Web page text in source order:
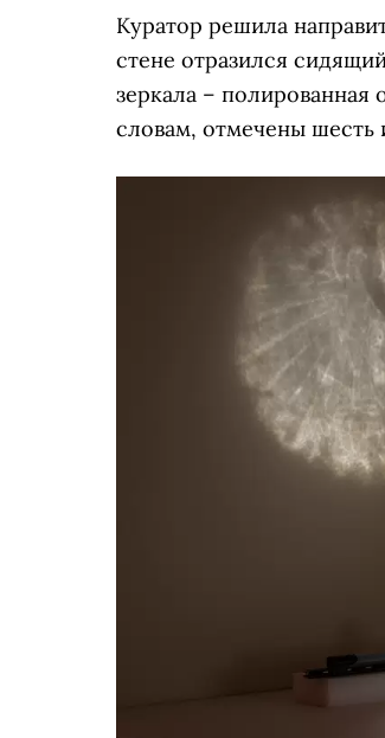
Куратор решила
стене отразился
зеркала –
словам, отмечены шесть